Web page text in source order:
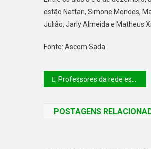
estão Nattan, Simone Mendes,
Julião, Jarly Almeida e Matheus
Fonte: Ascom Sada
Professores da rede estadual representam o Piauí em Encontro da Rede Nacional de Ciência para Educação no Rio de Janeiro
POSTAGENS